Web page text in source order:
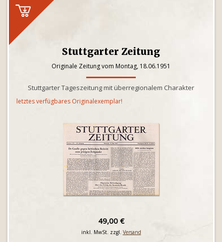
Stuttgarter Zeitung
Originale Zeitung vom Montag, 18.06.1951
Stuttgarter Tageszeitung mit überregionalem Charakter
letztes verfügbares Originalexemplar!
49,00 €
inkl. MwSt. zzgl. Versand